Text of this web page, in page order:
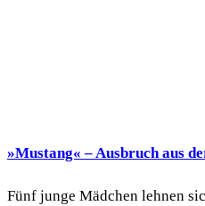
»Mustang« – Ausbruch aus
Fünf junge Mädchen lehnen